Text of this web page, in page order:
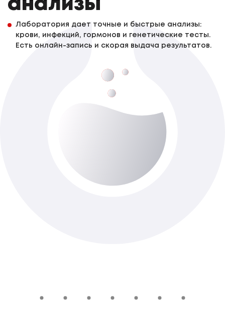
анализы
Лаборатория дает точные и быстрые анализы:
крови, инфекций, гормонов и генетические тесты.
Есть онлайн-запись и скорая выдача результатов.
г мазок, мазок из ротоглотки, выделения
конъюнктивы глаза, соскобы кожи (осад
первой порции утренней мочи),секрет
предстательной железы, сперма),ПЦР
Доступно з виїздом додому